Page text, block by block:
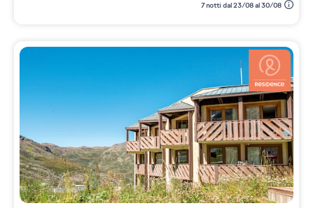
7 notti dal 23/08 al 30/08